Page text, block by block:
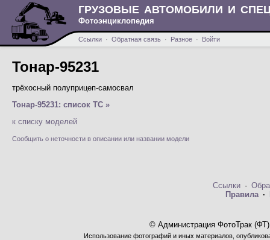
ГРУЗОВЫЕ АВТОМОБИЛИ И
Фотоэнциклопедия
Ссылки · Обратная связь · Разное · Войти
Тонар-95231
трёхосный полуприцеп-самосвал
Тонар-95231: список ТС »
к списку моделей
Сообщить о неточности в описании или названии модели
Ссылки·
Правила·
© Администрация ФотоТрак
Использование фотографий и иных материалов,